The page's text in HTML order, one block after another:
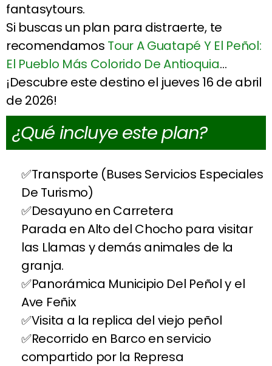
fantasytours.
Si buscas un plan para distraerte, te
recomendamos Tour A Guatapé Y El Peñol:
El Pueblo Más Colorido De Antioquia…
¡Descubre este destino el jueves 16 de abril
de 2026!
¿Qué incluye este plan?
Transporte (Buses Servicios Especiales
De Turismo)
Desayuno en Carretera
Parada en Alto del Chocho para visitar
las Llamas y demás animales de la
granja.
Panorámica Municipio Del Peñol y el
Ave Feñix
Visita a la replica del viejo peñol
Recorrido en Barco en servicio
compartido por la Represa